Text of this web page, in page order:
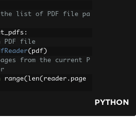
list of PDF file pa
:
PDF file
( pdf )
from the current P
range( len( reader . page
PYTHON